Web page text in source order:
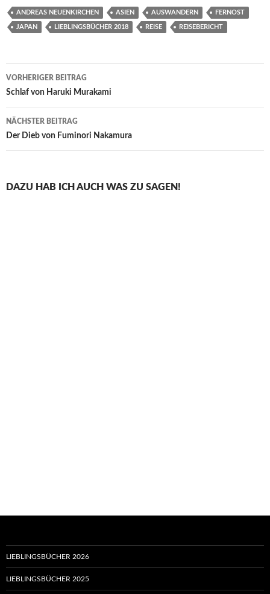
ANDREAS NEUENKIRCHEN ASIEN AUSWANDERN FERNOST
JAPAN LIEBLINGSBÜCHER 2018 REISE REISEBERICHT
Beitragsnavigation
VORHERIGER BEITRAG
Schlaf von Haruki Murakami
NÄCHSTER BEITRAG
Der Dieb von Fuminori Nakamura
DAZU HAB ICH AUCH WAS ZU SAGEN!
LIEBLINGSBÜCHER 2026
LIEBLINGSBÜCHER 2025